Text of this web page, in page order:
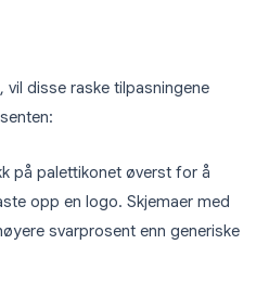
vil disse raske tilpasningene
på palettikonet øverst for å
opp en logo. Skjemaer med
svarprosent enn generiske